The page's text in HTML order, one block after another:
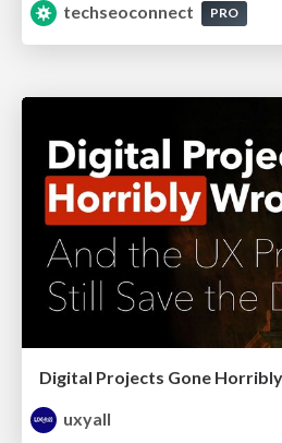
techseoconnect
PRO
uxyall